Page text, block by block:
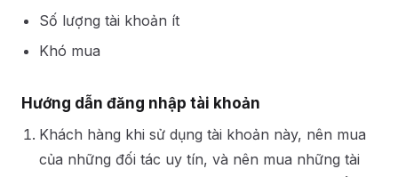
Số lượng tài khoản ít
Khó mua
Hướng dẫn đăng nhập tài khoản
Khách hàng khi sử dụng tài khoản này, nên mua
của những đối tác uy tín, và nên mua những tài